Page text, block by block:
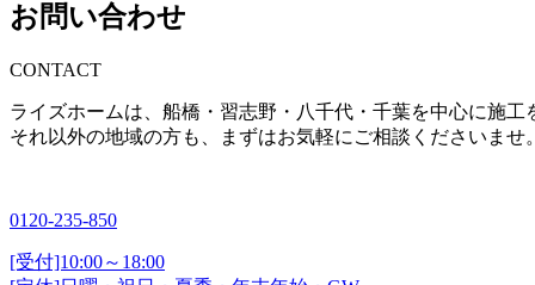
お問い合わせ
CONTACT
ライズホームは、船橋・習志野・八千代・千葉を中心に施工
それ以外の地域の方も、まずはお気軽にご相談くださいませ。
0120-235-850
[受付]10:00～18:00